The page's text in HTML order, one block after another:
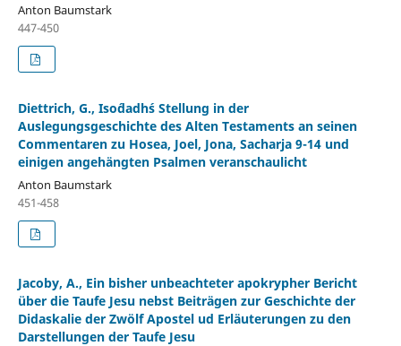
Anton Baumstark
447-450
Diettrich, G., Iso´dadh´s Stellung in der
Auslegungsgeschichte des Alten Testaments an seinen
Commentaren zu Hosea, Joel, Jona, Sacharja 9-14 und
einigen angehängten Psalmen veranschaulicht
Anton Baumstark
451-458
Jacoby, A., Ein bisher unbeachteter apokrypher Bericht
über die Taufe Jesu nebst Beiträgen zur Geschichte der
Didaskalie der Zwölf Apostel ud Erläuterungen zu den
Darstellungen der Taufe Jesu